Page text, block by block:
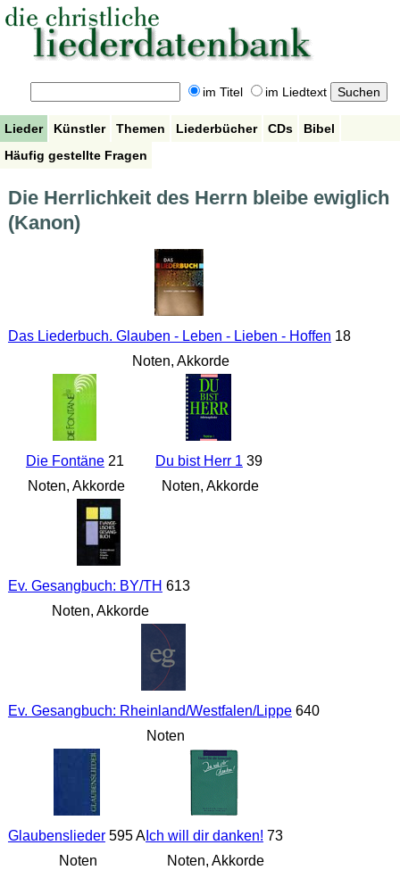
im Titel im Liedtext
Lieder Künstler Themen Liederbücher CDs
Bibel
Häufig gestellte Fragen
Die Herrlichkeit des Herrn bleibe ewiglich
(Kanon)
Das Liederbuch. Glauben - Leben - Lieben - Hoffen 18
Noten, Akkorde
Die Fontäne21
Noten, Akkorde
Du bist Herr 1 39
Noten, Akkorde
Ev. Gesangbuch: BY/TH 613
Noten, Akkorde
Ev. Gesangbuch: Rheinland/Westfalen/Lippe640
Noten
Glaubenslieder595 A
Noten
Ich will dir danken! 73
Noten, Akkorde